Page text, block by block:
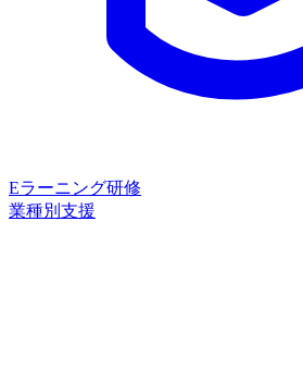
Eラーニング研修
業種別支援